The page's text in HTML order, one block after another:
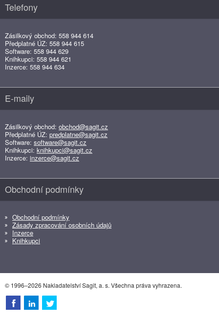
Telefony
Zásilkový obchod: 558 944 614
Předplatné ÚZ: 558 944 615
Software: 558 944 629
Knihkupci: 558 944 621
Inzerce: 558 944 634
E-maily
Zásilkový obchod: obchod@sagit.cz
Předplatné ÚZ: predplatne@sagit.cz
Software: software@sagit.cz
Knihkupci: knihkupci@sagit.cz
Inzerce: inzerce@sagit.cz
Obchodní podmínky
Obchodní podmínky
Zásady zpracování osobních údajů
Inzerce
Knihkupci
© 1996–2026 Nakladatelství Sagit, a. s. Všechna práva vyhrazena.